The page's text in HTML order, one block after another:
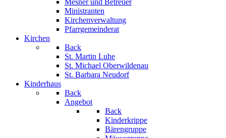
Mesner und Betreuer
Ministranten
Kirchenverwaltung
Pfarrgemeinderat
Kirchen
Back
St. Martin Luhe
St. Michael Oberwildenau
St. Barbara Neudorf
Kinderhaus
Back
Angebot
Back
Kinderkrippe
Bärengruppe